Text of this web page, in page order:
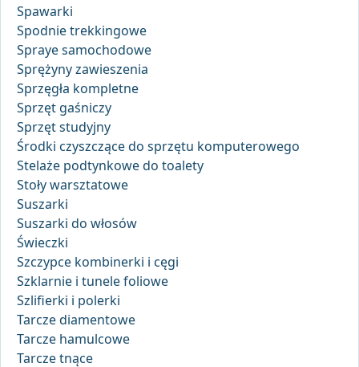
Spawarki
Spodnie trekkingowe
Spraye samochodowe
Sprężyny zawieszenia
Sprzęgła kompletne
Sprzęt gaśniczy
Sprzęt studyjny
Środki czyszczące do sprzętu komputerowego
Stelaże podtynkowe do toalety
Stoły warsztatowe
Suszarki
Suszarki do włosów
Świeczki
Szczypce kombinerki i cęgi
Szklarnie i tunele foliowe
Szlifierki i polerki
Tarcze diamentowe
Tarcze hamulcowe
Tarcze tnące